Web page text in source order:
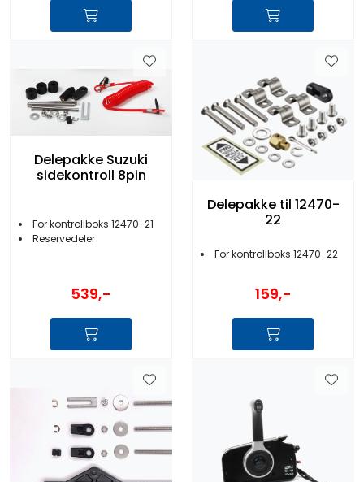
Delepakke Suzuki
sidekontroll 8pin
For kontrollboks 12470-21
Reservedeler
539,-
Delepakke til 12470-
22
For kontrollboks 12470-22
159,-